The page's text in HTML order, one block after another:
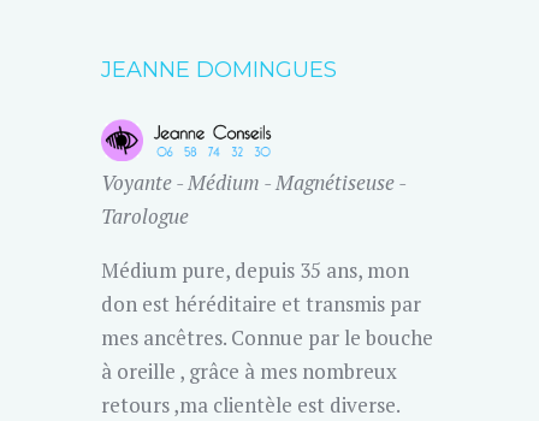
JEANNE DOMINGUES
Voyante - Médium - Magnétiseuse -
Tarologue
Médium pure, depuis 35 ans, mon
don est héréditaire et transmis par
mes ancêtres. Connue par le bouche
à oreille , grâce à mes nombreux
retours ,ma clientèle est diverse.